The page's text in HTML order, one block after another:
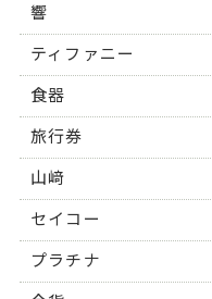
響
ティファニー
食器
旅行券
山﨑
セイコー
プラチナ